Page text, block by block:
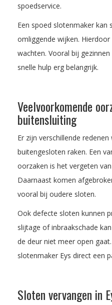
spoedservice.
Een spoed slotenmaker kan
omliggende wijken.
wachten. Vooral bij
snelle hulp erg belangrijk.
Veelvoorkomende
buitensluiting
Er zijn verschillende
buitengesloten raken. Een
oorzaken is het vergeten
Daarnaast komen
vooral bij oudere sloten.
Ook defecte sloten kunnen
slijtage of inbraakschade
de deur niet meer open
slotenmaker Eys direct een
Sloten vervangen in